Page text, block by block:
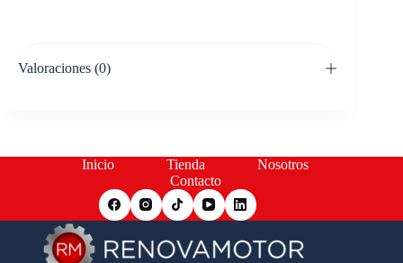
Valoraciones (0)
Inicio Tienda
Nosotros
Contacto